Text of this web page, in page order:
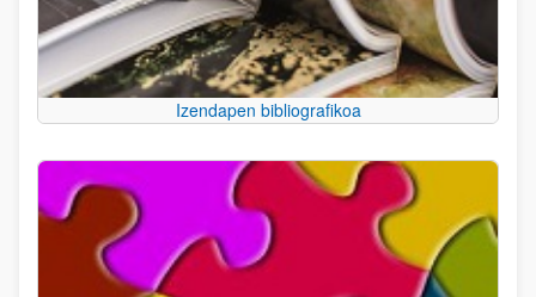
Izendapen bibliografikoa